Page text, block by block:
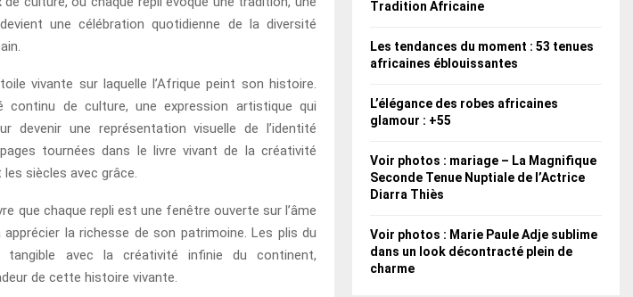
une célébration quotidienne de la diversité
vivante sur laquelle l’Afrique peint son histoire.
de culture, une expression artistique qui
devenir une représentation visuelle de l’identité
tournées dans le livre vivant de la créativité
siècles avec grâce.
que chaque repli est une fenêtre ouverte sur l’âme
la richesse de son patrimoine. Les plis du
tangible avec la créativité infinie du continent,
de cette histoire vivante.
Tradition Africaine
Les tendances du moment : 53 tenues
africaines éblouissantes
L’élégance des robes africaines
glamour : +55
Voir photos : mariage – La Magnifique
Seconde Tenue Nuptiale de l’Actrice
Diarra Thiès
Voir photos : Marie Paule Adje sublime
dans un look décontracté plein de
charme